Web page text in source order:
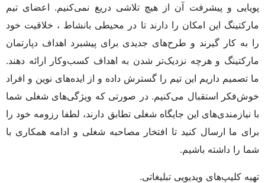
پویایی و پیشرفت آن از هیچ تلاشی دریغ نمی‌کنیم. اعضای تیم
مارکتینگ این امکان را دارند تا در محیطی بانشاط ، خلاقیت خود
را به کار گیرند و طرح‌های جدیدی برای پیشبرد اهداف دپارتمان
مارکتینگ و هرچه نزدیک‌تر شدن به اهداف کسب‌وکار ارائه دهند.
ما تصمیم داریم این تیم را گسترش داده و از ایده‌های نوین و افراد
خوش‌فکر استقبال می‌کنیم. در صورتی که ویژگی‌های شغلی شما
با نیازمندی‌های این جایگاه شغلی تطابق دارند، لطفا رزومه خود را
برای ما ارسال کنید تا افتخار مصاحبه شغلی و ادامه همکاری با
شما را داشته باشیم.
تهیه کلیپ‌های ویدیویی تبلیغاتی.